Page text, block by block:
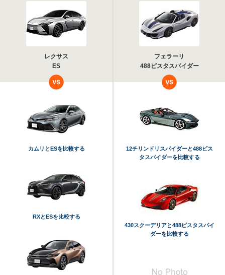
レクサス
ES
フェラーリ
488ピスタスパイダー
カムリとESを比較する
RXとESを比較する
12チリンドリスパイダーと488ピス
タスパイダーを比較する
430スクーデリアと488ピスタスパイ
ダーを比較する